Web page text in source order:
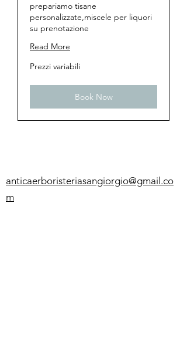
prepariamo tisane
personalizzate,miscele per liquori
su prenotazione
Read More
Prezzi
variabili
Prezzi variabili
Book Now
anticaerboristeriasangiorgio@gmail.co
m